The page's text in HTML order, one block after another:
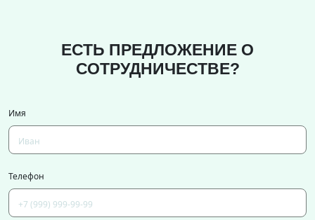
ЕСТЬ ПРЕДЛОЖЕНИЕ О
СОТРУДНИЧЕСТВЕ?
Имя
Телефон